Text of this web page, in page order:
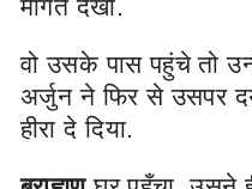
मांगते देखा.
वो उसके पास पहुंचे तो
अर्जुन ने फिर से उसपर
हीरा दे दिया.